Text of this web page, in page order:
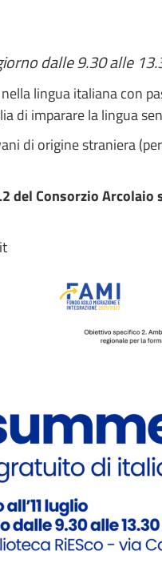
dalle 9.30 alle
lingua italiana con
di imparare la lingua
di origine straniera
del Consorzio Arcolaio